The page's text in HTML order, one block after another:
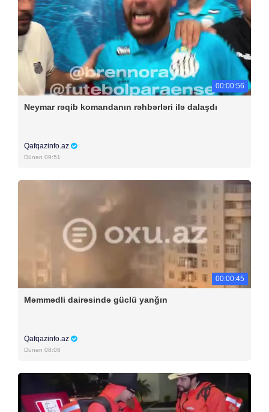
00:00:56
Neymar rəqib komandanın rəhbərləri ilə dalaşdı
Qafqazinfo.az
Dünən 09:51
00:00:45
Məmmədli dairəsində güclü yanğın
Qafqazinfo.az
Dünən 08:08